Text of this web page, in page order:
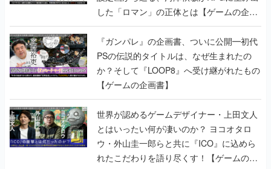
した「ロマン」の正体とは【ゲームの企画
書】
『ガンパレ』の企画書、ついに公開━初代
PSの伝説的タイトルは、なぜ生まれたの
か？そして『LOOP8』へ受け継がれたもの
【ゲームの企画書】
世界が認めるゲームデザイナー・上田文人
とはいったい何が凄いのか？ ヨコオタロ
ウ・外山圭一郎らと共に『ICO』に込めら
れたこだわりを語り尽くす！【ゲームの企